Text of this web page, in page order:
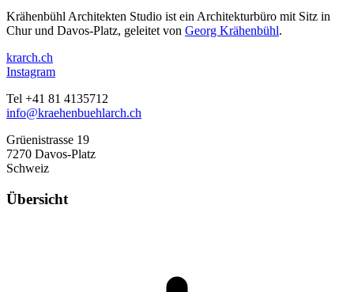
Krähenbühl Architekten Studio ist ein Architekturbüro mit Sitz in
Chur und Davos-Platz, geleitet von Georg Krähenbühl.
krarch.ch
Instagram
Tel +41 81 4135712
info@kraehenbuehlarch.ch
Grüenistrasse 19
7270 Davos-Platz
Schweiz
Übersicht